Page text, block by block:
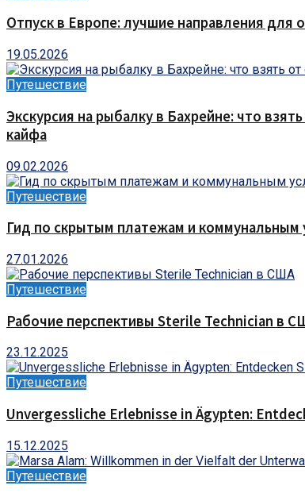
Отпуск в Европе: лучшие направления для
19.05.2026
Путешествие
Экскурсия на рыбалку в Бахрейне: что
кайфа
09.02.2026
Путешествие
Гид по скрытым платежам и коммунальным
27.01.2026
Путешествие
Рабочие перспективы Sterile Technician в
23.12.2025
Путешествие
Unvergessliche Erlebnisse in Ägypten:
15.12.2025
Путешествие